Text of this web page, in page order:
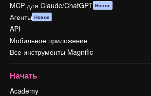
MCP для Claude/ChatGPT Новое
Агенты Новое
API
Мобильное приложение
Все инструменты Magnific
Начать
Academy